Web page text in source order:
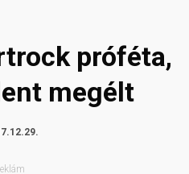
próféta,
megélt